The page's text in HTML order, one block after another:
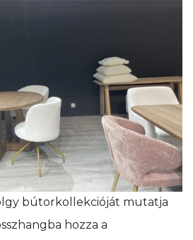
bútorkollekcióját mutatja
hozza a